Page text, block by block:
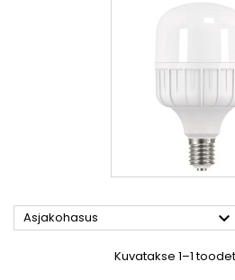
Asjakohasus 
Kuvatakse 1–1